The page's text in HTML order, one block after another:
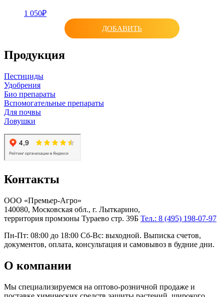
1 050₽
ДОБАВИТЬ
Продукция
Пестициды
Удобрения
Био препараты
Вспомогательные препараты
Для почвы
Ловушки
Контакты
ООО «Премьер-Агро»
140080, Московская обл., г. Лыткарино,
территория промзоны Тураево стр. 39Б Тел.: 8 (495) 198-07-97
Пн-Пт: 08:00 до 18:00 Сб-Вс: выходной. Выписка счетов,
документов, оплата, консультация и самовывоз в будние дни.
О компании
Мы специализируемся на оптово-розничной продаже и